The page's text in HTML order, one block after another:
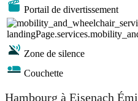
Portail de divertissement
Zone de silence
Couchette
Hambourg à Eisenach